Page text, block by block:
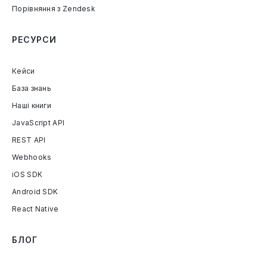
Порівняння з Zendesk
РЕСУРСИ
Кейси
База знань
Наші книги
JavaScript API
REST API
Webhooks
iOS SDK
Android SDK
React Native
БЛОГ